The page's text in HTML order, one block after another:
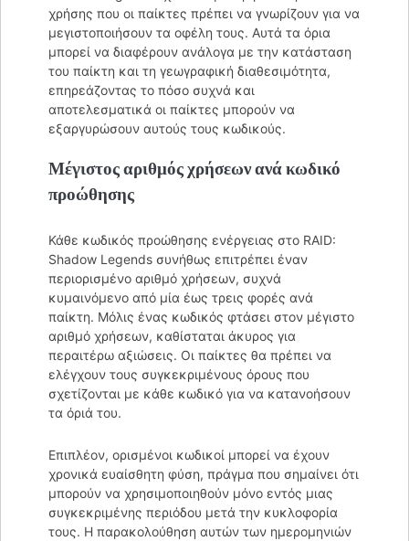
χρήσης που οι παίκτες πρέπει να γνωρίζουν για να
μεγιστοποιήσουν τα οφέλη τους. Αυτά τα όρια
μπορεί να διαφέρουν ανάλογα με την κατάσταση
του παίκτη και τη γεωγραφική διαθεσιμότητα,
επηρεάζοντας το πόσο συχνά και
αποτελεσματικά οι παίκτες μπορούν να
εξαργυρώσουν αυτούς τους κωδικούς.
Μέγιστος αριθμός χρήσεων ανά κωδικό
προώθησης
Κάθε κωδικός προώθησης ενέργειας στο RAID:
Shadow Legends συνήθως επιτρέπει έναν
περιορισμένο αριθμό χρήσεων, συχνά
κυμαινόμενο από μία έως τρεις φορές ανά
παίκτη. Μόλις ένας κωδικός φτάσει στον μέγιστο
αριθμό χρήσεων, καθίσταται άκυρος για
περαιτέρω αξιώσεις. Οι παίκτες θα πρέπει να
ελέγχουν τους συγκεκριμένους όρους που
σχετίζονται με κάθε κωδικό για να κατανοήσουν
τα όριά του.
Επιπλέον, ορισμένοι κωδικοί μπορεί να έχουν
χρονικά ευαίσθητη φύση, πράγμα που σημαίνει ότι
μπορούν να χρησιμοποιηθούν μόνο εντός μιας
συγκεκριμένης περιόδου μετά την κυκλοφορία
τους. Η παρακολούθηση αυτών των ημερομηνιών